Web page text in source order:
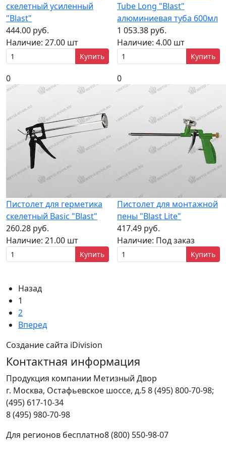
скелетный усиленный
"Blast"
444.00 руб.
Наличие: 27.00 шт
Купить
Tube Long "Blast"
алюминиевая туба 600мл
1 053.38 руб.
Наличие: 4.00 шт
Купить
0
Пистолет для герметика
скелетный Basic "Blast"
260.28 руб.
Наличие: 21.00 шт
Купить
0
Пистолет для монтажной
пены "Blast Lite"
417.49 руб.
Наличие: Под заказ
Купить
Назад
1
2
Вперед
Создание сайта iDivision
Контактная информация
Продукция компании Метизный Двор
г. Москва, Остафьевское шоссе, д.58 (495) 800-70-98;
(495) 617-10-34
8 (495) 980-70-98
Для регионов бесплатно8 (800) 550-98-07